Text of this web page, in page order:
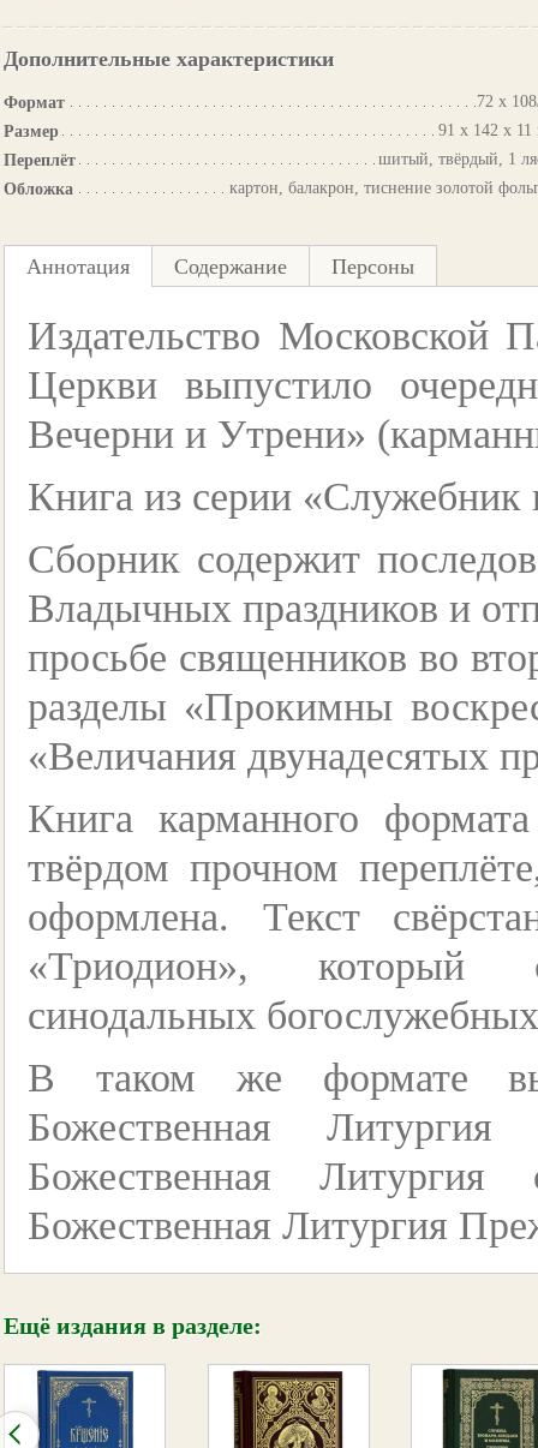
Дополнительные характеристики
Формат
72 х
Размер
91 х 142 х
Переплёт
шитый, твёрдый, 1
Обложка
картон, балакрон, тиснение золотой
Аннотация Содержание Персоны
Издательство Московской
Церкви выпустило
Вечерни и Утрени»
Книга из серии «Служебник
Сборник содержит
Владычных праздников и
просьбе священников во
разделы «Прокимны
«Величания двунадесятых
Книга карманного
твёрдом прочном
оформлена. Текст
«Триодион», который
синодальных
В таком же формате
Божественная Литургия
Божественная
Божественная Литургия
Ещё издания в разделе: